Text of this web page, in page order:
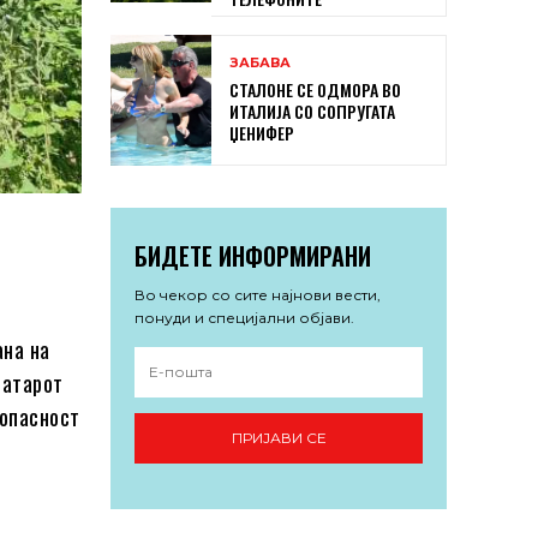
на
ЗАБАВА
СТАЛОНЕ СЕ ОДМОРА ВО
ИТАЛИЈА СО СОПРУГАТА
ЏЕНИФЕР
БИДЕТЕ ИНФОРМИРАНИ
Во чекор со сите најнови вести,
понуди и специјални објави.
ПРИЈАВИ СЕ